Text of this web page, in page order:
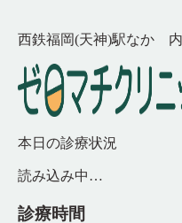
西鉄福岡(天神)駅なか
本日の診療状況
読み込み中…
診療時間